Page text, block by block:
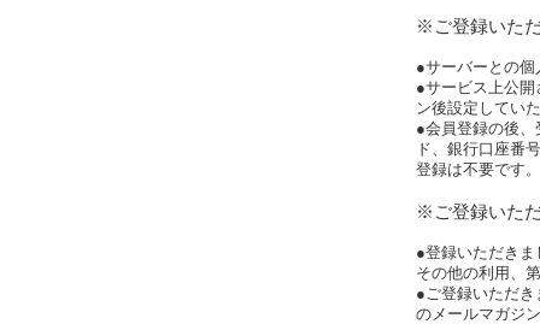
※ご登録いた
●サーバーとの個
●サービス上公
ン後設定してい
●会員登録の後
ド、銀行口座番
登録は不要です。
※ご登録いた
●登録いただき
その他の利用、
●ご登録いただ
のメールマガジ